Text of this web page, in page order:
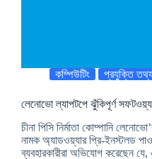
কম্পিউটিং প্রযুক্তি
লেনোভো ল্যাপটপে ঝুঁকিপূর্ণ
চীনা পিসি নির্মাতা কোম্পানি
নামক অ্যাডওয়্যার প্রি-ইনস্টলড
ব্যবহারকারীরা অভিযোগ করেছেন